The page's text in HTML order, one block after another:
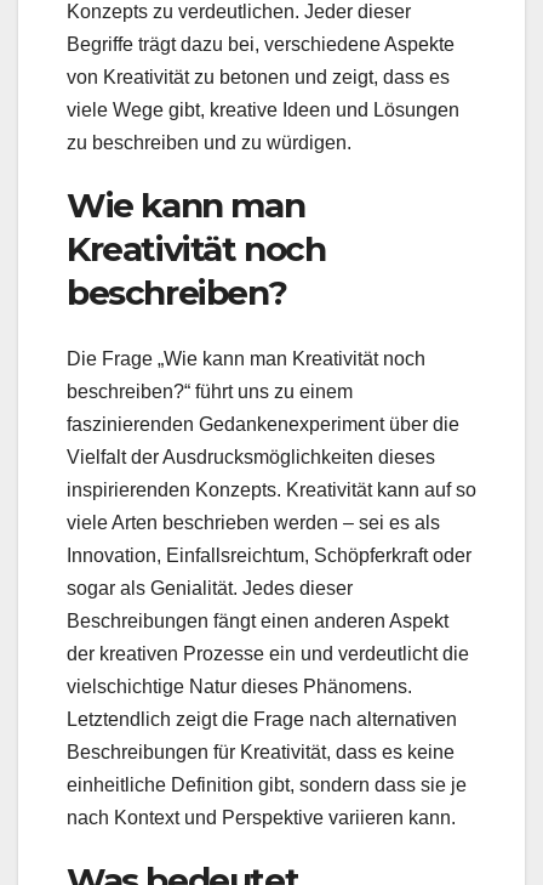
Konzepts zu verdeutlichen. Jeder dieser
Begriffe trägt dazu bei, verschiedene Aspekte
von Kreativität zu betonen und zeigt, dass es
viele Wege gibt, kreative Ideen und Lösungen
zu beschreiben und zu würdigen.
Wie kann man
Kreativität noch
beschreiben?
Die Frage „Wie kann man Kreativität noch
beschreiben?“ führt uns zu einem
faszinierenden Gedankenexperiment über die
Vielfalt der Ausdrucksmöglichkeiten dieses
inspirierenden Konzepts. Kreativität kann auf so
viele Arten beschrieben werden – sei es als
Innovation, Einfallsreichtum, Schöpferkraft oder
sogar als Genialität. Jedes dieser
Beschreibungen fängt einen anderen Aspekt
der kreativen Prozesse ein und verdeutlicht die
vielschichtige Natur dieses Phänomens.
Letztendlich zeigt die Frage nach alternativen
Beschreibungen für Kreativität, dass es keine
einheitliche Definition gibt, sondern dass sie je
nach Kontext und Perspektive variieren kann.